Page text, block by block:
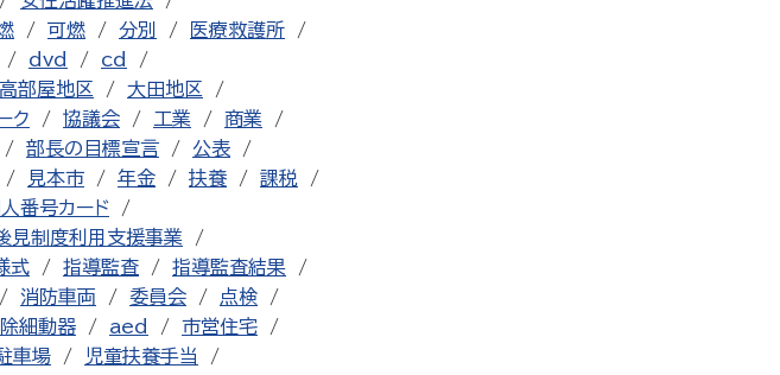
可燃 分別
医療救護所
dvd
cd
高部屋地区
大田地区
ク 協議会 工業
商業
部長の目標宣言
公表
見本市 年金 扶養
課税
番号カード
見制度利用支援事業
式 指導監査
指導監査結果
消防車両 委員会
点検
細動器 aed
市営住宅
車場
児童扶養手当